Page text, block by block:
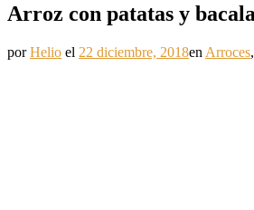
Arroz con patatas y
porHelio el 22 diciembre, 2018en Arroces,